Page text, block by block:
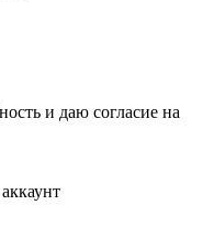
и даю согласие на